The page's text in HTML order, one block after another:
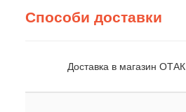
Способи доставки
Доставка в магазин ОТАК